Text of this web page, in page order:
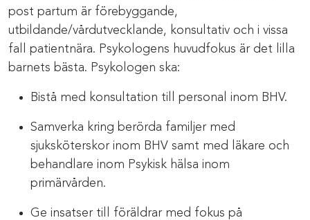
post partum är förebyggande,
utbildande/vårdutvecklande, konsultativ och i vissa
fall patientnära. Psykologens huvudfokus är det lilla
barnets bästa. Psykologen ska:
Bistå med konsultation till personal inom BHV.
Samverka kring berörda familjer med
sjuksköterskor inom BHV samt med läkare och
behandlare inom Psykisk hälsa inom
primärvården.
Ge insatser till föräldrar med fokus på